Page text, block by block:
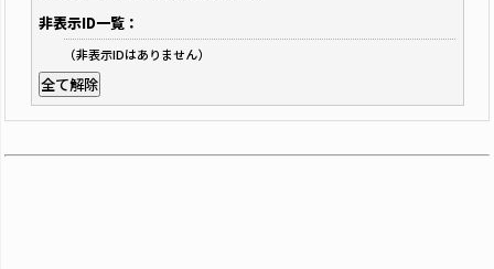
非表示ID一覧：
（非表示IDはありません）
全て解除